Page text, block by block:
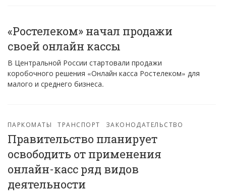
«Ростелеком» начал продажи
своей онлайн кассы
В Центральной России стартовали продажи
коробочного решения «Онлайн касса Ростелеком» для
малого и среднего бизнеса.
ПАРКОМАТЫ ТРАНСПОРТ ЗАКОНОДАТЕЛЬСТВО
Правительство планирует
освободить от применения
онлайн-касс ряд видов
деятельности